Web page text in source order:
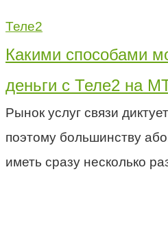
Теле2
Какими способами
деньги с Теле2 на
Рынок услуг связи
поэтому большинству
иметь сразу несколько